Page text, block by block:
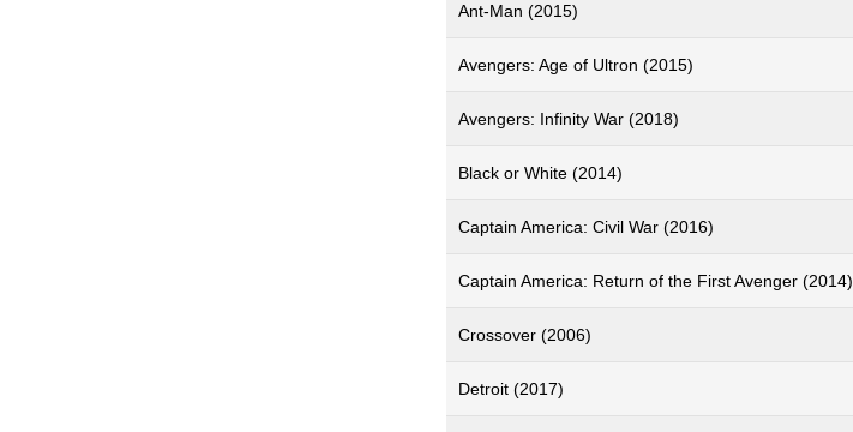
Ant-Man (2015)
Avengers: Age of Ultron (2015)
Avengers: Infinity War (2018)
Black or White (2014)
Captain America: Civil War (2016)
Captain America: Return of the First Avenger (2014)
Crossover (2006)
Detroit (2017)